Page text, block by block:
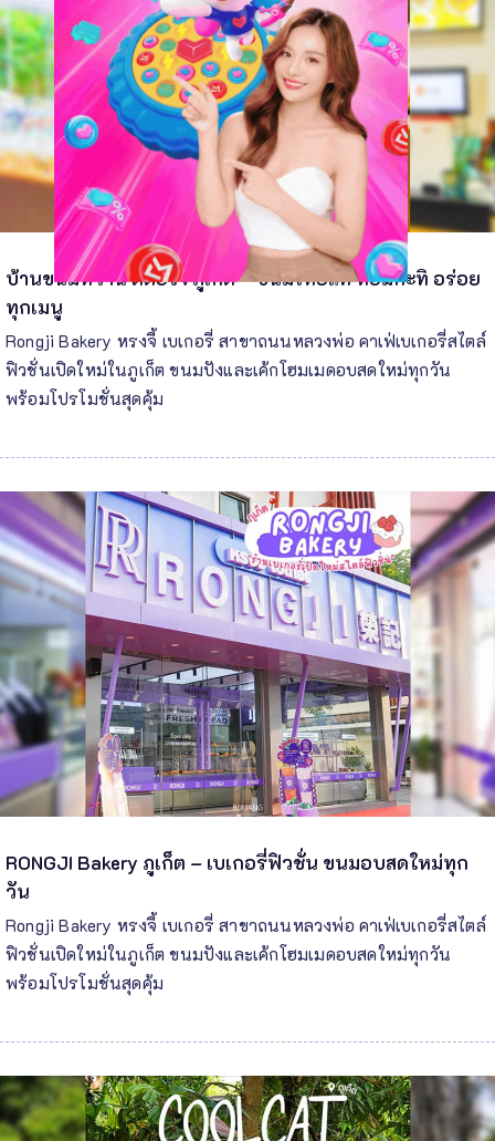
บ้านขนมหวาน ดีต่อใจ ภูเก็ต – ขนมไทยแท้ หอมกะทิ อร่อย
ทุกเมนู
Rongji Bakery หรงจี้ เบเกอรี่ สาขาถนนหลวงพ่อ คาเฟ่เบเกอรี่สไตล์
ฟิวชั่นเปิดใหม่ในภูเก็ต ขนมปังและเค้กโฮมเมดอบสดใหม่ทุกวัน
พร้อมโปรโมชั่นสุดคุ้ม
RONGJI Bakery ภูเก็ต – เบเกอรี่ฟิวชั่น ขนมอบสดใหม่ทุก
วัน
Rongji Bakery หรงจี้ เบเกอรี่ สาขาถนนหลวงพ่อ คาเฟ่เบเกอรี่สไตล์
ฟิวชั่นเปิดใหม่ในภูเก็ต ขนมปังและเค้กโฮมเมดอบสดใหม่ทุกวัน
พร้อมโปรโมชั่นสุดคุ้ม